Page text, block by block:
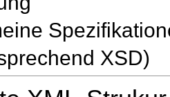
XSD)